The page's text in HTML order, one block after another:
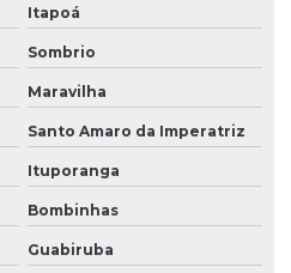
concreto armado
armado
Itapoá
Sombrio
Maravilha
Santo Amaro da Imperatriz
Ituporanga
Bombinhas
Guabiruba